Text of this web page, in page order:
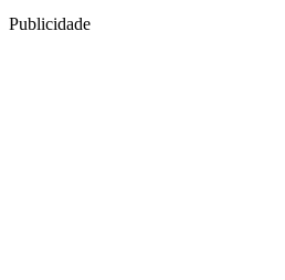
Publicidade